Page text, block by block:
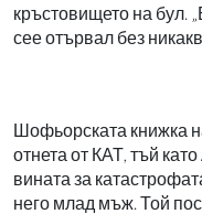
кръстовището на бул.
сее отървал без
Шофьорската книжка
отнета от КАТ, тъй
вината за
него млад мъж. Той